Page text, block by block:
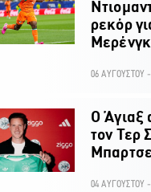
ρεκόρ
06 ΑΥΓΟΥΣΤΟΥ
Ο Άγιαξ
τον Τερ
04 ΑΥΓΟΥΣΤΟΥ